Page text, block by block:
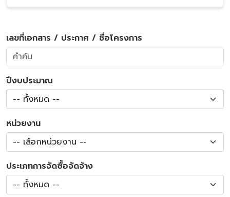
เลขที่เอกสาร / ประกาศ / ชื่อโครงการ
ปีงบประมาณ
-- ทั้งหมด --
หน่วยงาน
-- เลือกหน่วยงาน --
ประเภทการจัดซื้อจัดจ้าง
-- ทั้งหมด --